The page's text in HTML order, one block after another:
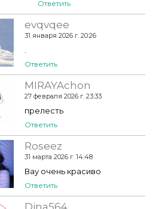
Ответить
evqvqee
31 января 2026 г. 20:26
.
Ответить
MIRAYAchon
27 февраля 2026 г. 23:33
прелесть
Ответить
Roseez
31 марта 2026 г. 14:48
Вау очень красиво
Ответить